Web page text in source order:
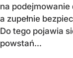
na podejmowanie
a zupełnie
Do tego pojawia
powstań...